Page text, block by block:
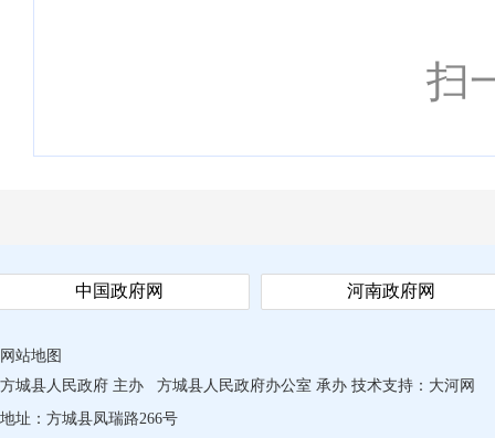
扫
中国政府网 河南政府网
网站地图
方城县人民政府 主办
方城县人民政府办公室 承办 技术支持： 大河网
地址：方城县凤瑞路266号